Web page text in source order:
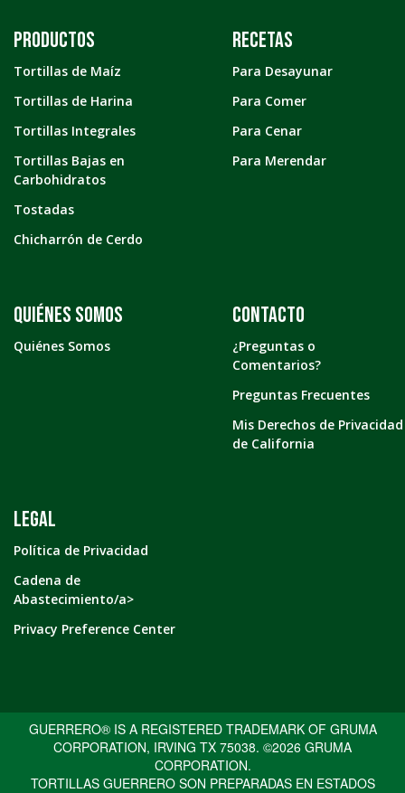
Productos
Tortillas de Maíz
Tortillas de Harina
Tortillas Integrales
Tortillas Bajas en
Carbohidratos
Tostadas
Chicharrón de Cerdo
Recetas
Para Desayunar
Para Comer
Para Cenar
Para Merendar
Quiénes somos
Quiénes Somos
Contacto
¿Preguntas o
Comentarios?
Preguntas Frecuentes
Mis Derechos de Privacidad
de California
LEGAL
Política de Privacidad
Cadena de
Abastecimiento/a>
Privacy Preference Center
GUERRERO® IS A REGISTERED TRADEMARK OF GRUMA
CORPORATION, IRVING TX 75038. ©2026 GRUMA
CORPORATION.
TORTILLAS GUERRERO SON PREPARADAS EN ESTADOS